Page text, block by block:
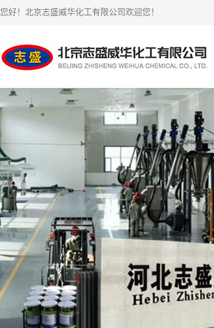
您好！北京志盛威华化工有限公司欢迎您！